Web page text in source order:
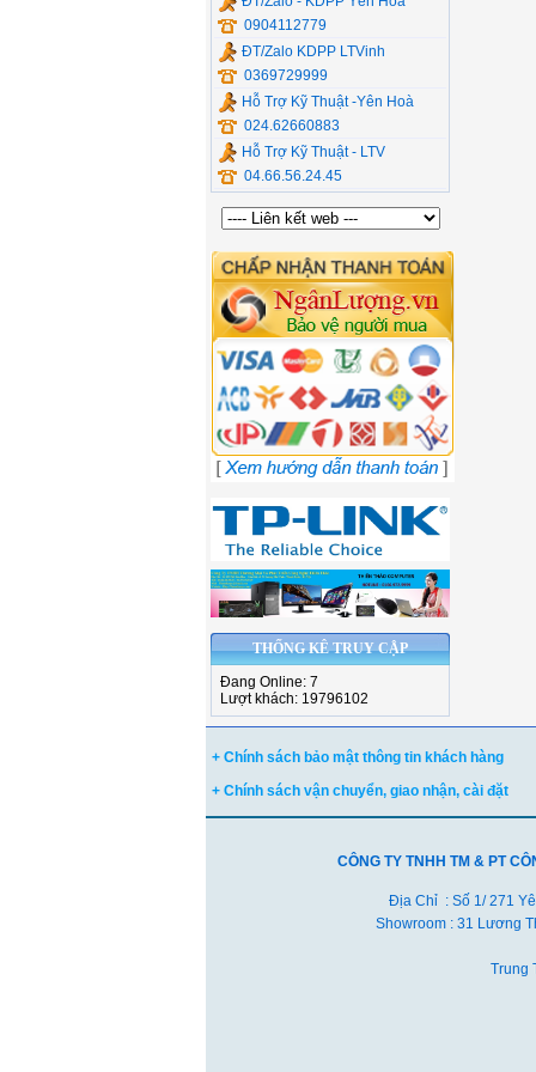
0904112779
ĐT/Zalo KDPP LTVinh
0369729999
Hỗ Trợ Kỹ Thuật -Yên Hoà
024.62660883
Hỗ Trợ Kỹ Thuật - LTV
04.66.56.24.45
THỐNG KÊ TRUY CẬP
Đang Online: 7
Lượt khách: 19796102
+ Chính sách bảo mật thông tin khách hàng
+ Chính sách vận chuyển, giao nhận, cài đặt
CÔNG TY TNHH TM & PT
Địa Chỉ : Số 1/ 271
Showroom : 31 Lương
Trung